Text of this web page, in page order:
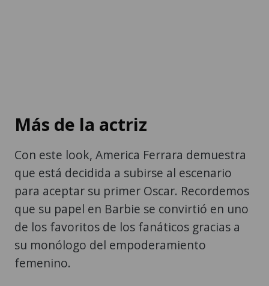
Más de la actriz
Con este look, America Ferrara demuestra
que está decidida a subirse al escenario
para aceptar su primer Oscar. Recordemos
que su papel en Barbie se convirtió en uno
de los favoritos de los fanáticos gracias a
su monólogo del empoderamiento
femenino.